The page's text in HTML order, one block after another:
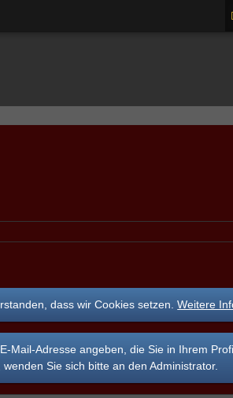
dass wir Cookies setzen.Weitere
Mail-Adresse angeben, die Sie in Ihrem
Sie sich bitte an den Administrator.